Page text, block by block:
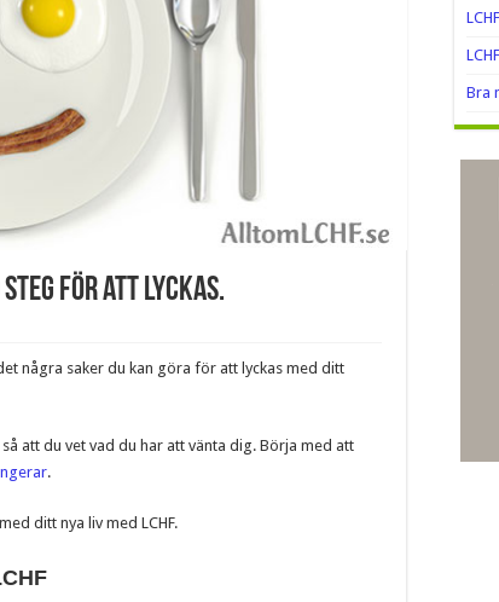
steg för att lyckas.
några saker du kan göra för att lyckas med ditt
att du vet vad du har att vänta dig. Börja med att
.
ditt nya liv med LCHF.
Bra